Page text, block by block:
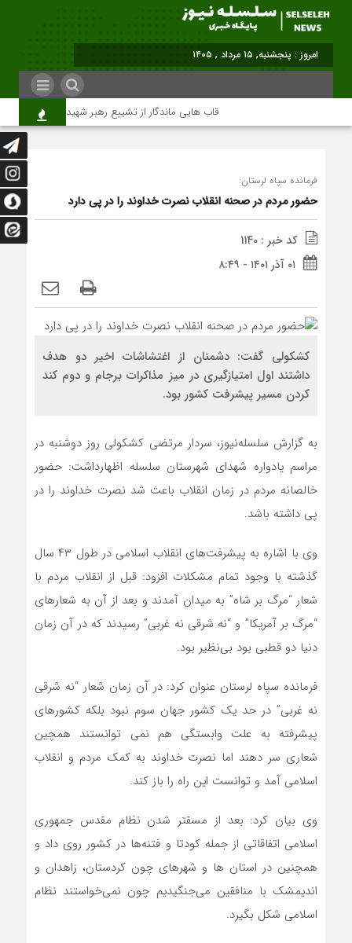
برابر با : Thursday - 6 August - 2026
قاب هایی ماندگار از تشییع رهبر شهید در تهران
فرمانده سپاه لرستان:
حضور مردم در صحنه انقلاب نصرت خداوند را در پی‌ دارد
کد خبر : 1140
۰۱ آذر ۱۴۰۱ - ۸:۴۹
کشکولی گفت: دشمنان از اغتشاشات اخیر دو هدف
داشتند اول امتیازگیری در میز مذاکرات برجام و دوم کند
کردن مسیر پيشرفت کشور بود.
به گزارش سلسله‌نیوز، سردار مرتضی کشکولی روز دوشنبه در
مراسم یادواره شهدای شهرستان سلسله اظهارداشت: حضور
خالصانه مردم در زمان انقلاب باعث شد نصرت خداوند را در
پی داشته باشد.
وی با اشاره به پیشرفت‌های انقلاب اسلامی در طول ۴۳ سال
گذشته با وجود تمام مشکلات افزود: قبل از انقلاب مردم با
شعار “مرگ بر شاه” به میدان آمدند و بعد از آن به شعارهای
“مرگ بر آمریکا” و “نه شرقی نه غربی” رسیدند که در آن زمان
دنیا دو قطبی بود بی‌نظیر بود.
فرمانده سپاه لرستان عنوان کرد: در آن زمان شعار “نه شرقی
نه غربی” در حد یک کشور جهان سوم نبود بلکه کشورهای
پیشرفته به علت وابستگی هم نمی توانستند همچین
شعاری سر دهند اما نصرت خداوند به کمک مردم و انقلاب
اسلامی آمد و توانست این راه را باز کند.
وی بیان کرد: بعد از مسقتر شدن نظام مقدس جمهوری
اسلامی اتفاقاتی از جمله کودتا و فتنه‌ها در کشور روی داد و
همچنین در استان ها و شهرهای چون کردستان، زاهدان و
اندیمشک با منافقین می‌جنگیدیم چون نمی‌خواستند نظام
اسلامی شکل بگیرد.